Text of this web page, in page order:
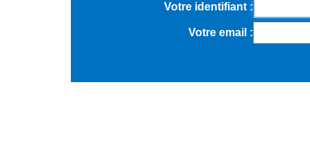
Votre identifiant
Votre email